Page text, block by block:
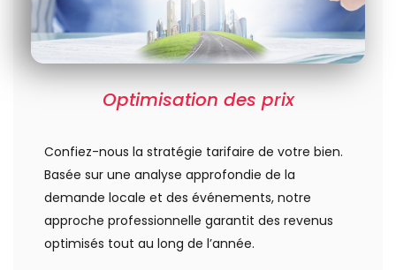
Optimisation des prix
Confiez-nous la stratégie tarifaire de votre bien.
Basée sur une analyse approfondie de la
demande locale et des événements, notre
approche professionnelle garantit des revenus
optimisés tout au long de l’année.